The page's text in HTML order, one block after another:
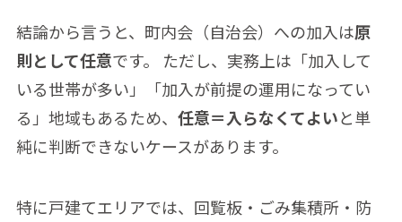
結論から言うと、町内会（自治会）への加入は原
則として任意です。 ただし、実務上は「加入して
いる世帯が多い」「加入が前提の運用になってい
る」地域もあるため、 任意＝入らなくてよいと単
純に判断できないケースがあります。
特に戸建てエリアでは、回覧板・ごみ集積所・防